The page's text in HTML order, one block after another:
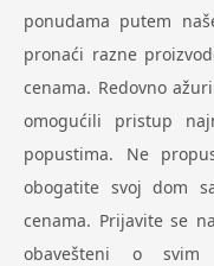
ponudama putem
pronaći razne
cenama. Redovno
omogućili pristup
popustima. Ne
obogatite svoj dom
cenama. Prijavite se
obavešteni o